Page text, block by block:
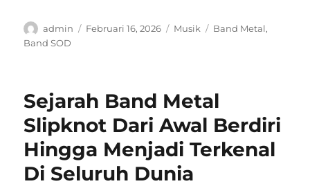
Author
admin
Posted
Februari 16, 2026 Categories
Musik Tags
Band Metal,
Band SOD
Sejarah Band Metal
Slipknot Dari Awal Berdiri
Hingga Menjadi Terkenal
Di Seluruh Dunia